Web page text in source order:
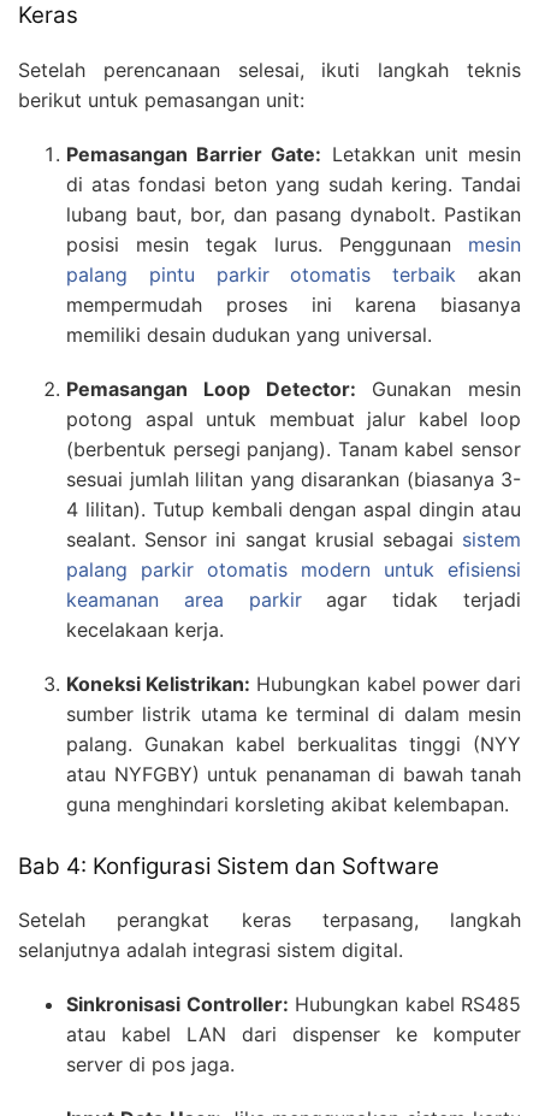
Keras
Setelah perencanaan selesai, ikuti langkah teknis
berikut untuk pemasangan unit:
Pemasangan Barrier Gate: Letakkan unit mesin
di atas fondasi beton yang sudah kering. Tandai
lubang baut, bor, dan pasang dynabolt. Pastikan
posisi mesin tegak lurus. Penggunaan mesin
palang pintu parkir otomatis terbaik akan
mempermudah proses ini karena biasanya
memiliki desain dudukan yang universal.
Pemasangan Loop Detector: Gunakan mesin
potong aspal untuk membuat jalur kabel loop
(berbentuk persegi panjang). Tanam kabel sensor
sesuai jumlah lilitan yang disarankan (biasanya 3-
4 lilitan). Tutup kembali dengan aspal dingin atau
sealant. Sensor ini sangat krusial sebagai sistem
palang parkir otomatis modern untuk efisiensi
keamanan area parkiragar tidak terjadi
kecelakaan kerja.
Koneksi Kelistrikan: Hubungkan kabel power dari
sumber listrik utama ke terminal di dalam mesin
palang. Gunakan kabel berkualitas tinggi (NYY
atau NYFGBY) untuk penanaman di bawah tanah
guna menghindari korsleting akibat kelembapan.
Bab 4: Konfigurasi Sistem dan Software
Setelah perangkat keras terpasang, langkah
selanjutnya adalah integrasi sistem digital.
Sinkronisasi Controller: Hubungkan kabel RS485
atau kabel LAN dari dispenser ke komputer
server di pos jaga.